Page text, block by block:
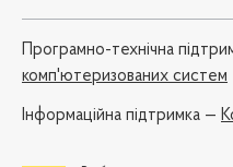
Програмно-технічна
комп'ютеризованих систем
Iнформаційна підтримка —